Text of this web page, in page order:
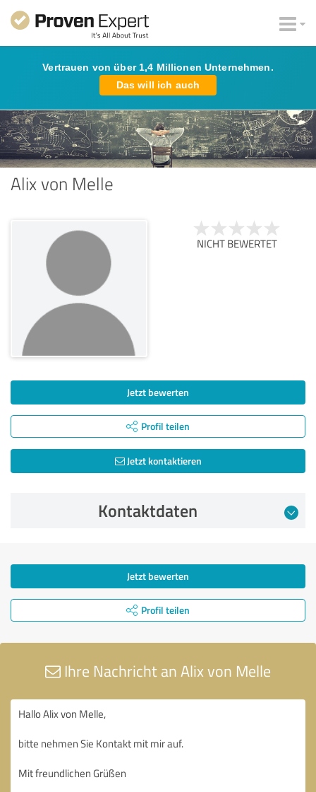
Vertrauen von über 1,4 Millionen Unternehmen.
Das will ich auch
Alix von Melle
NICHT BEWERTET
Jetzt bewerten
Profil teilen
Jetzt kontaktieren
Kontaktdaten
Jetzt bewerten
Profil teilen
Ihre Nachricht an Alix von Melle